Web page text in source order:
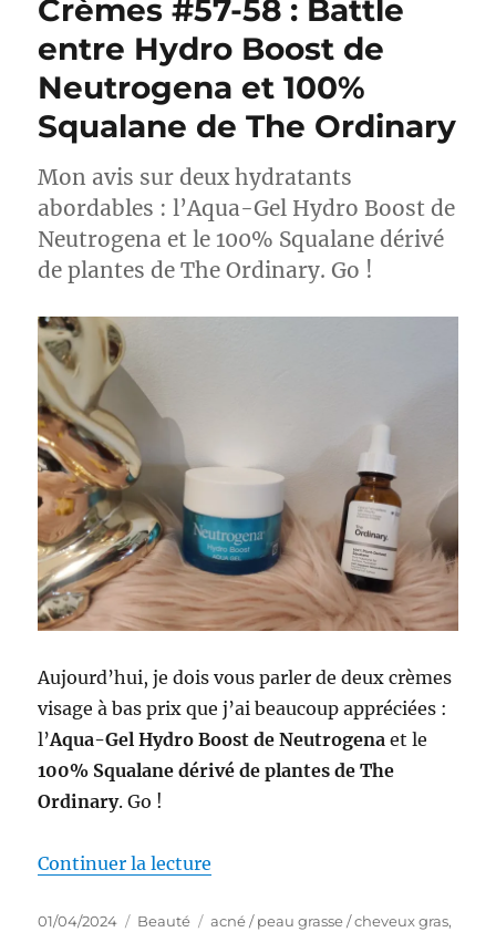
:
de
Peeling
AHA
30%
BHA
2%
–
The
Ordinary
Crèmes #57-58 : Battle
entre Hydro Boost de
Neutrogena et 100%
Squalane de The Ordinary
Mon avis sur deux hydratants
abordables : l’Aqua-Gel Hydro Boost de
Neutrogena et le 100% Squalane dérivé
de plantes de The Ordinary. Go !
Aujourd’hui, je dois vous parler de deux crèmes
visage à bas prix que j’ai beaucoup appréciées :
l’Aqua-Gel Hydro Boost de Neutrogena et le
100% Squalane dérivé de plantes de The
Ordinary. Go !
Continuer la lecture
Publié
01/04/2024 Catégories
Beauté Étiquettes
acné / peau grasse / cheveux gras,